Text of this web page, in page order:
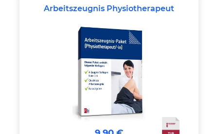
Arbeitszeugnis Physiotherapeut